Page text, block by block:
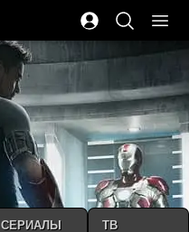
СЕРИАЛЫ ТВ